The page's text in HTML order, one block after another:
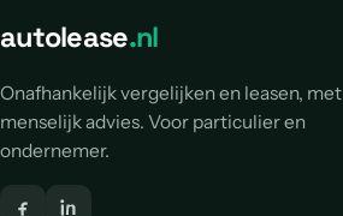
autolease.nl
Onafhankelijk vergelijken en leasen, met
menselijk advies. Voor particulier en
ondernemer.